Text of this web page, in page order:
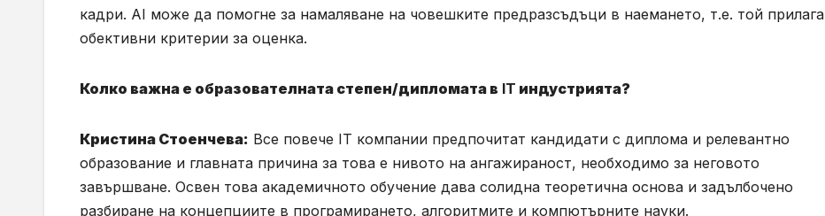
кадри. AI може да помогне за намаляване на човешките предразсъдъци в наемането, т.e. той прилага
обективни критерии за оценка.
Колко важна е образователната степен/дипломата в IT индустрията?
Кристина Стоенчева: Все повече IT компании предпочитат кандидати с диплома и релевантно
образование и главната причина за това е нивото на ангажираност, необходимо за неговото
завършване. Освен това академичното обучение дава солидна теоретична основа и задълбочено
разбиране на концепциите в програмирането, алгоритмите и компютърните науки.